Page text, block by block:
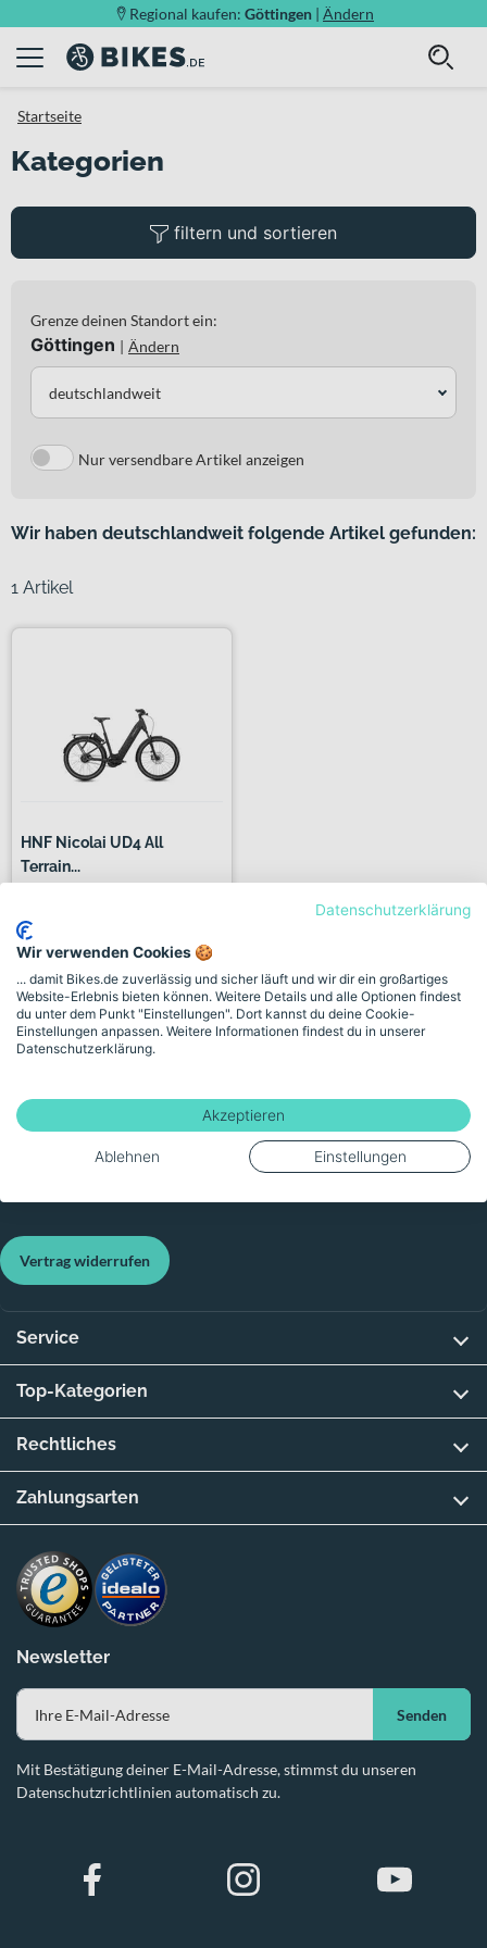
Regional kaufen: Göttingen | Ändern
Startseite
Kategorien
filtern und sortieren
Grenze deinen Standort ein:
Göttingen | Ändern
deutschlandweit
Nur versendbare Artikel anzeigen
Wir haben deutschlandweit folgende Artikel gefunden:
1 Artikel
HNF Nicolai UD4 All
Terrain...
5.990,00€
Verkauf durch Händler:
270 km
4 weitere Händler
Newsletter
Senden
Mit Bestätigung deiner E-Mail-Adresse, stimmst du unseren
Datenschutzrichtlinien automatisch zu.
Vertrag widerrufen
Service
Top-Kategorien
Rechtliches
Zahlungsarten
Datenschutzerklärung
Wir verwenden Cookies 🍪
... damit Bikes.de zuverlässig und sicher läuft und wir dir ein großartiges
Website-Erlebnis bieten können. Weitere Details und alle Optionen findest
du unter dem Punkt "Einstellungen". Dort kannst du deine Cookie-
Einstellungen anpassen. Weitere Informationen findest du in unserer
Datenschutzerklärung.
Akzeptieren
Ablehnen Einstellungen